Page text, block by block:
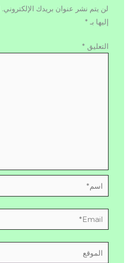
لن يتم نشر عنوان بريدك الإلكتروني.
إليها بـ *
التعليق *
اسم*
Email*
الموقع